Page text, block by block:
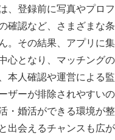
、登録前に写真やプロ
確認など、さまざまな
。その結果、アプリに
心となり、マッチング
本人確認や運営による
ザーが排除されやすい
・婚活ができる環境が
出会えるチャンスも広が